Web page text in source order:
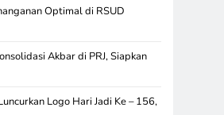
Optimal di RSUD
Akbar di PRJ, Siapkan
Logo Hari Jadi Ke – 156,